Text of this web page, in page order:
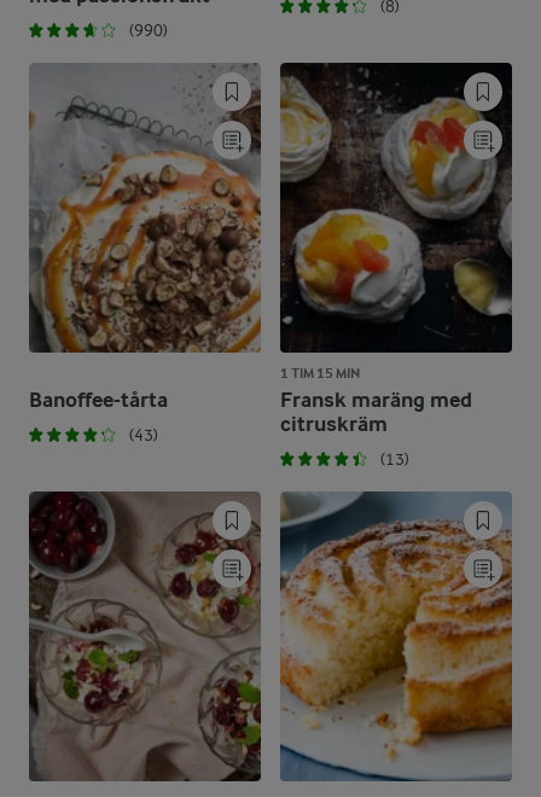
(990)
(8)
Banoffee-tårta
(43)
1 TIM 15 MIN
Fransk maräng med
citruskräm
(13)